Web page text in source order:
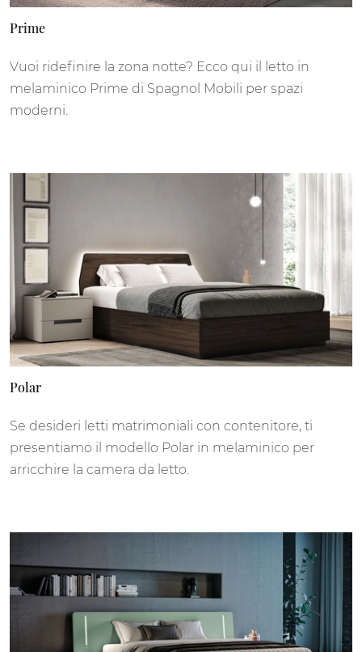
Prime
Vuoi ridefinire la zona notte? Ecco qui il letto in
melaminico Prime di Spagnol Mobili per spazi
moderni.
Polar
Se desideri letti matrimoniali con contenitore, ti
presentiamo il modello Polar in melaminico per
arricchire la camera da letto.